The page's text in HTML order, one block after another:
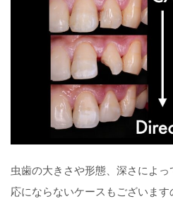
虫歯の大きさや形態、深さによ
応にならないケースもございます